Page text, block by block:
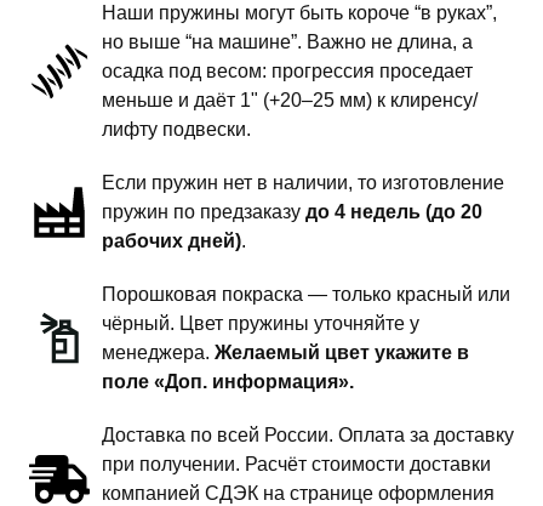
поколение
пружины
Наши пружины могут быть короче “в руках”,
но выше “на машине”. Важно не длина, а
осадка под весом: прогрессия проседает
меньше и даёт 1" (+20–25 мм) к клиренсу/
лифту подвески.
Если пружин нет в наличии, то изготовление
пружин по предзаказу до 4 недель (до 20
рабочих дней).
Порошковая покраска — только красный или
чёрный. Цвет пружины уточняйте у
менеджера. Желаемый цвет укажите в
поле «Доп. информация».
Доставка по всей России. Оплата за доставку
при получении. Расчёт стоимости доставки
компанией СДЭК на странице оформления